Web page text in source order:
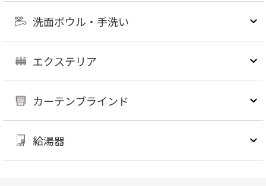
洗面ボウル・手洗い
エクステリア
カーテンブラインド
給湯器